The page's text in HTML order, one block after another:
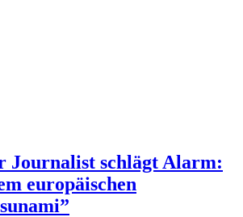
Journalist schlägt Alarm:
europäischen